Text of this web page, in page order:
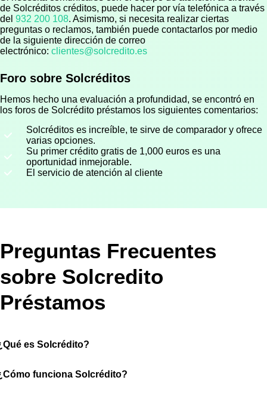
de Solcréditos créditos, puede hacer por vía telefónica a través
del 932 200 108. Asimismo, si necesita realizar ciertas
preguntas o reclamos, también puede contactarlos por medio
de la siguiente dirección de correo
electrónico: clientes@solcredito.es
Foro sobre Solcréditos
Hemos hecho una evaluación a profundidad, se encontró en
los foros de Solcrédito préstamos los siguientes comentarios:
Solcréditos es increíble, te sirve de comparador y ofrece
varias opciones.
Su primer crédito gratis de 1,000 euros es una
oportunidad inmejorable.
El servicio de atención al cliente
Preguntas Frecuentes
sobre Solcredito
Préstamos
es Solcrédito?
funciona Solcrédito?